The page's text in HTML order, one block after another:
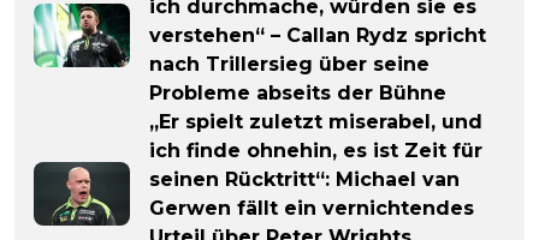
ich durchmache, würden sie es
verstehen“ – Callan Rydz spricht
nach Trillersieg über seine
Probleme abseits der Bühne
„Er spielt zuletzt miserabel, und
ich finde ohnehin, es ist Zeit für
seinen Rücktritt“: Michael van
Gerwen fällt ein vernichtendes